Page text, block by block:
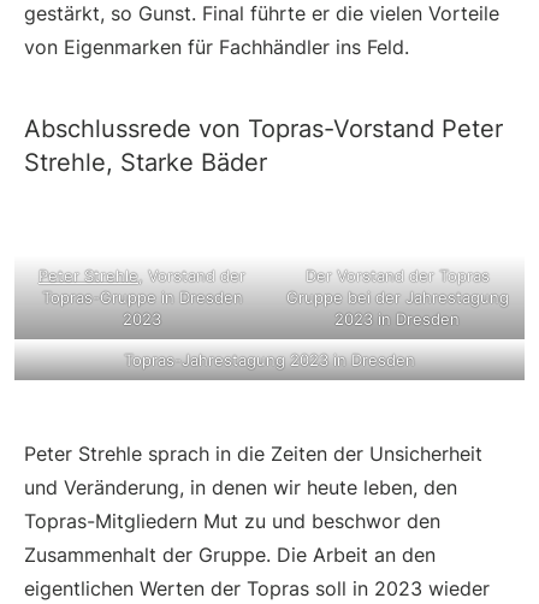
gestärkt, so Gunst. Final führte er die vielen Vorteile
von Eigenmarken für Fachhändler ins Feld.
Abschlussrede von Topras-Vorstand Peter
Strehle, Starke Bäder
Peter Strehle, Vorstand der
Topras-Gruppe in Dresden
2023
Der Vorstand der Topras
Gruppe bei der Jahrestagung
2023 in Dresden
Topras-Jahrestagung 2023 in Dresden
Peter Strehle sprach in die Zeiten der Unsicherheit
und Veränderung, in denen wir heute leben, den
Topras-Mitgliedern Mut zu und beschwor den
Zusammenhalt der Gruppe. Die Arbeit an den
eigentlichen Werten der Topras soll in 2023 wieder